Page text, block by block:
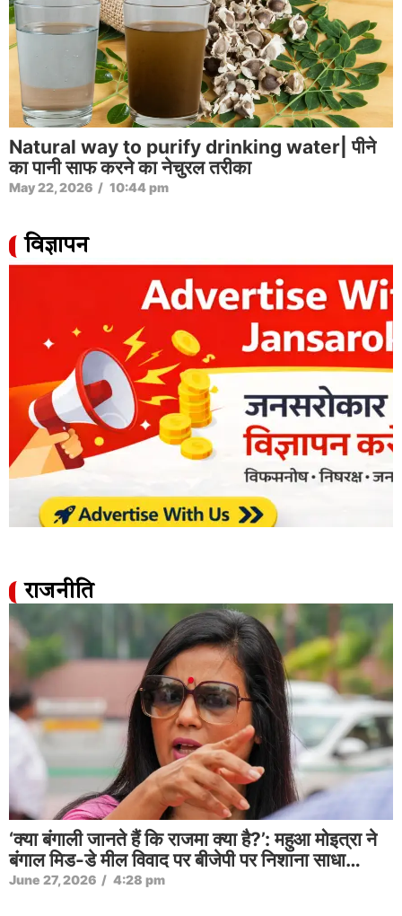
Natural way to purify drinking water| पीने
का पानी साफ करने का नेचुरल तरीका
May 22, 2026 / 10:44 pm
विज्ञापन
राजनीति
‘क्या बंगाली जानते हैं कि राजमा क्या है?’: महुआ मोइत्रा ने
बंगाल मिड-डे मील विवाद पर बीजेपी पर निशाना साधा…
June 27, 2026 / 4:28 pm